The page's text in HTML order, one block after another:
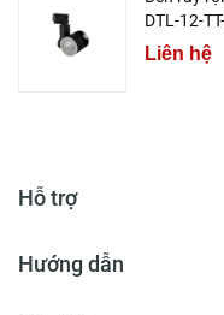
DTL-12-
Liên hệ
Hỗ trợ
Hướng dẫn